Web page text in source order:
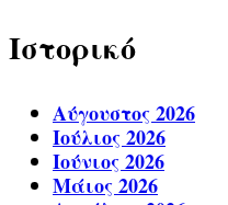
Ιστορικό
Αύγουστος 2026
Ιούλιος 2026
Ιούνιος 2026
Μάιος 2026